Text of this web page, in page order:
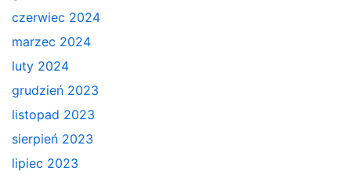
czerwiec 2024
marzec 2024
luty 2024
grudzień 2023
listopad 2023
sierpień 2023
lipiec 2023